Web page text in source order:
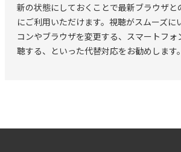
新の状態にしておくことで最新ブラウザ
にご利用いただけます。視聴がスムーズに
コンやブラウザを変更する、スマートフ
聴する、といった代替対応をお勧めします。